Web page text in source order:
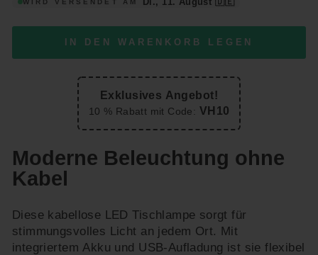
WIRD VERSENDET AM
IN DEN WARENKORB LEGEN
Exklusives Angebot!
10 % Rabatt mit Code: VH10
Moderne Beleuchtung ohne
Kabel
Diese kabellose LED Tischlampe sorgt für
stimmungsvolles Licht an jedem Ort. Mit
integriertem Akku und USB-Aufladung ist sie flexibel